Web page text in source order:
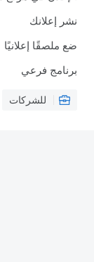
نشر إعلانك
ضع ملصقًا إعلانيًا
برنامج فرعي
للشركات